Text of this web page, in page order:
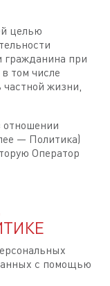
целью
гражданина при
том числе
жизни,
отношении
— Политика)
Оператор
с помощью